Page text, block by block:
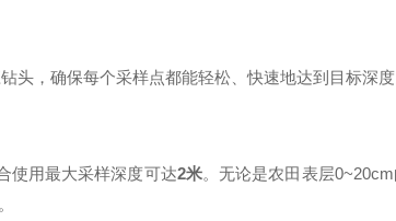
头，确保每个采样点都能轻松、快速地达到目标深度
使用最大采样深度可达2米。无论是农田表层